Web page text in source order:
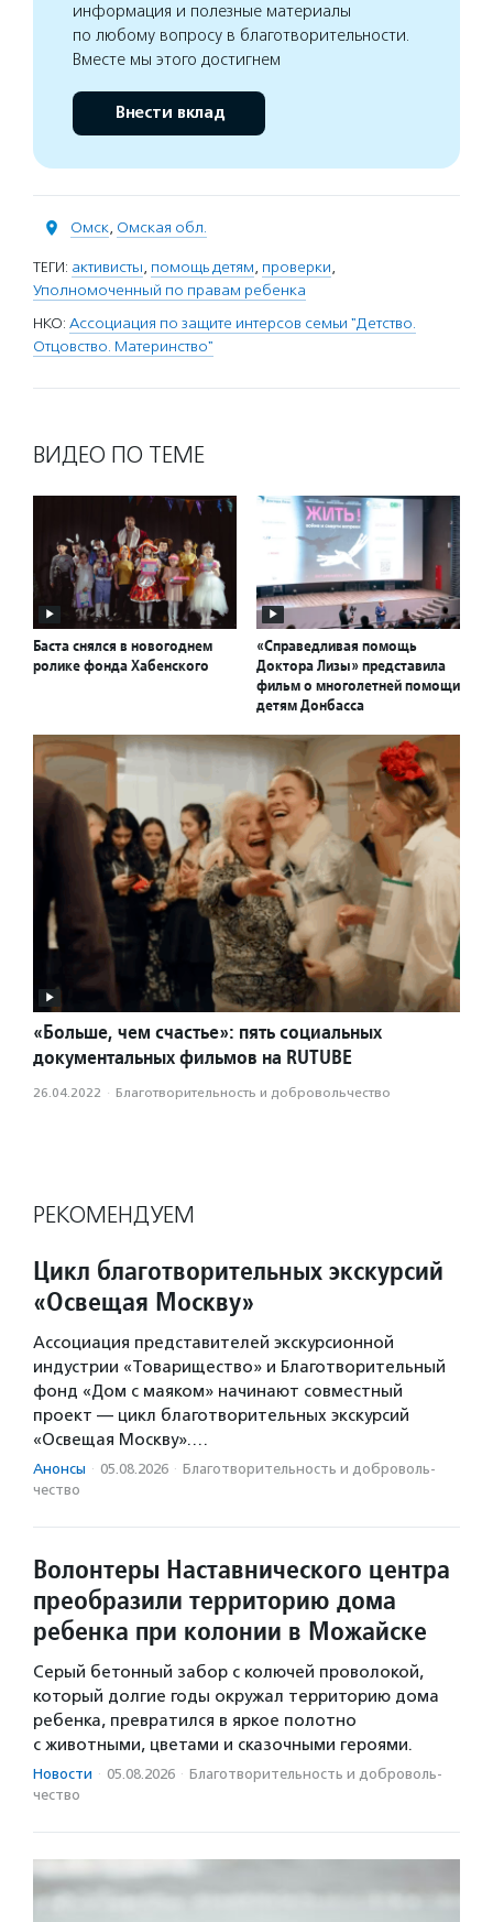
информация и полезные материалы
по любому вопросу в благотворительности.
Вместе мы этого достигнем
Внести вклад
Омск, Омская обл.
ТЕГИ: активисты, помощь детям, проверки,
Уполномоченный по правам ребенка
НКО: Ассоциация по защите интерсов семьи "Детство.
Отцовство. Материнство"
ВИДЕО ПО ТЕМЕ
Баста снялся в новогоднем
ролике фонда Хабенского
«Справедливая помощь
Доктора Лизы» представила
фильм о многолетней помощи
детям Донбасса
«Больше, чем счастье»: пять социальных
документальных фильмов на RUTUBE
26.04.2022 · Благотвори­тель­ность и доброволь­чест­во
РЕКОМЕНДУЕМ
Цикл благотворительных экскурсий
«Освещая Москву»
Ассоциация представителей экскурсионной
индустрии «Товарищество» и Благотворительный
фонд «Дом с маяком» начинают совместный
проект — цикл благотворительных экскурсий
«Освещая Москву».…
Анонсы · 05.08.2026 · Благотвори­тель­ность и доброволь­
чест­во
Волонтеры Наставнического центра
преобразили территорию дома
ребенка при колонии в Можайске
Серый бетонный забор с колючей проволокой,
который долгие годы окружал территорию дома
ребенка, превратился в яркое полотно
с животными, цветами и сказочными героями.
Новости · 05.08.2026 · Благотвори­тель­ность и доброволь­
чест­во